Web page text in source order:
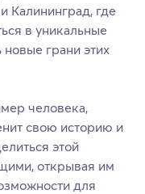
Калининград, где
в уникальные
грани этих
человека,
свою историю и
этой
открывая им
для